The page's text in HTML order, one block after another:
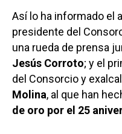
Así lo ha informado el
presidente del
una rueda de prensa
Jesús Corroto; y el
del Consorcio y
Molina, al que han
de oro por el 25